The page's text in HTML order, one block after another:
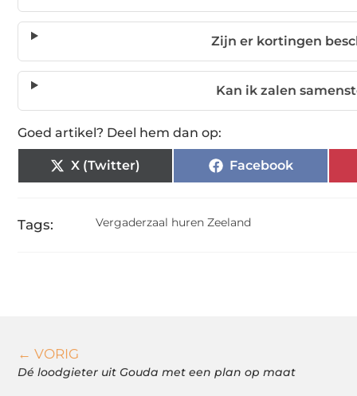
Zijn er kortingen
Kan ik zalen
Goed artikel? Deel hem dan op:
X (Twitter) Facebook
Tags: Vergaderzaal huren Zeeland
← VORIG
Dé loodgieter uit Gouda met een plan op maat